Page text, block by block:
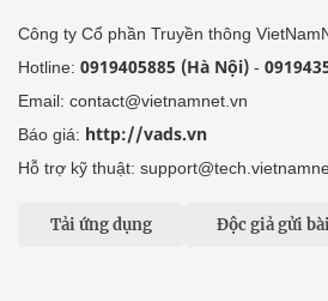
Công ty Cổ phần Truyền thông
Hotline: 0919405885 (Hà Nội) -
Email: contact@vietnamnet.vn
Báo giá: http://vads.vn
Hỗ trợ kỹ thuật:
Tải ứng dụng Độc giả gửi bài